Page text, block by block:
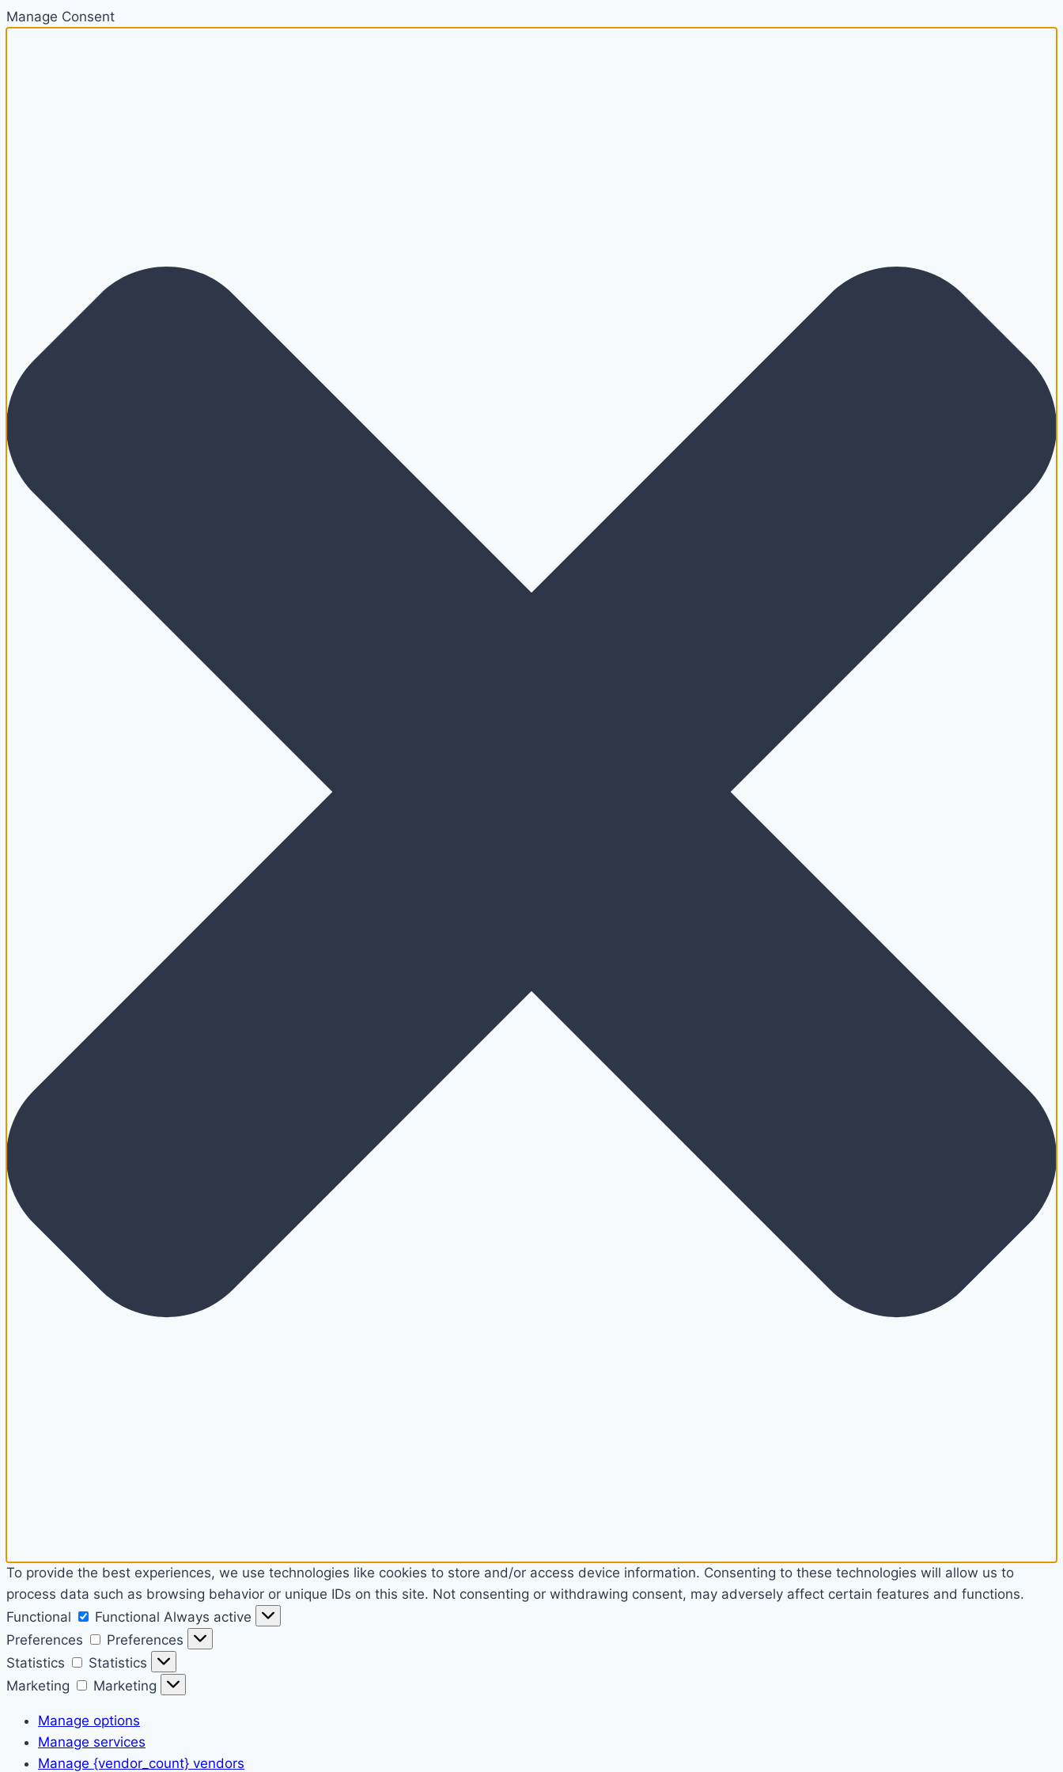
Manage Consent
To provide the best experiences, we use technologies like cookies to store and/or access device information. Consenting to these technologies will allow us to
process data such as browsing behavior or unique IDs on this site. Not consenting or withdrawing consent, may adversely affect certain features and functions.
Functional
Functional Always active
Preferences
Preferences
Statistics
Statistics
Marketing
Marketing
Manage options
Manage services
Manage {vendor_count} vendors